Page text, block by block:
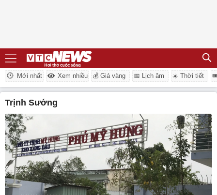
Mới nhất Xem nhiều 💰 Giá vàng 📅 Lịch âm ☀️ Thời tiết
Trịnh Sướng